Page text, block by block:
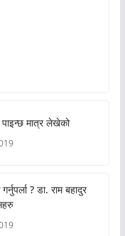
मात्र लेखेको
? डा. राम बहादुर